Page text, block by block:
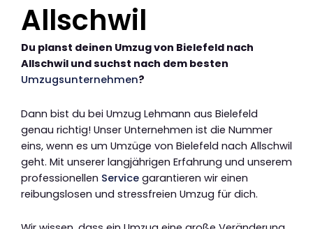
Allschwil
Du planst deinen Umzug von Bielefeld nach
Allschwil und suchst nach dem besten
Umzugsunternehmen?
Dann bist du bei Umzug Lehmann aus Bielefeld
genau richtig! Unser Unternehmen ist die Nummer
eins, wenn es um Umzüge von Bielefeld nach Allschwil
geht. Mit unserer langjährigen Erfahrung und unserem
professionellen Service garantieren wir einen
reibungslosen und stressfreien Umzug für dich.